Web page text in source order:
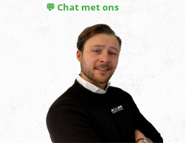
💬 Chat met ons